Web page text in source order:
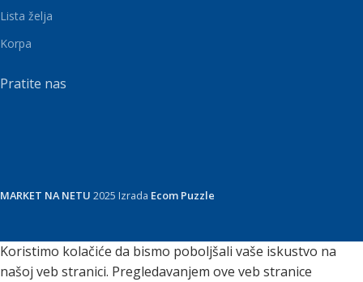
Lista želja
Korpa
Pratite nas
MARKET NA NETU 2025 Izrada Ecom Puzzle
Koristimo kolačiće da bismo poboljšali vaše iskustvo na
našoj veb stranici. Pregledavanjem ove veb stranice